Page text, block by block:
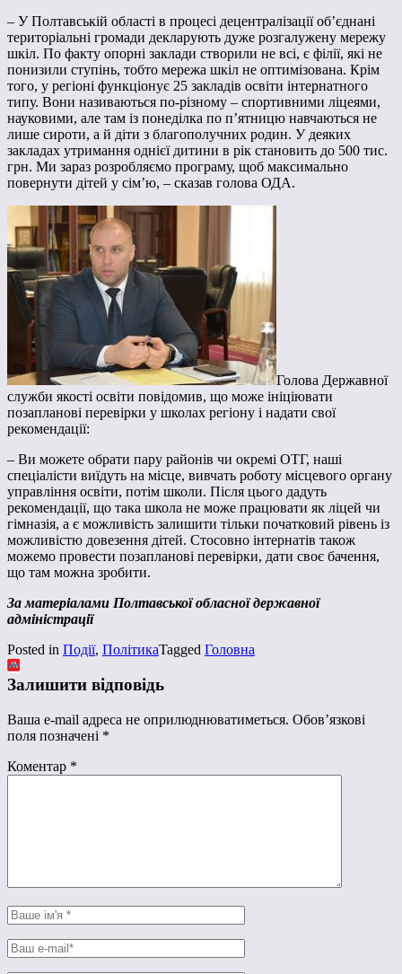
– У Полтавській області в процесі децентралізації об’єднані
територіальні громади декларують дуже розгалужену мережу
шкіл. По факту опорні заклади створили не всі, є філії, які не
понизили ступінь, тобто мережа шкіл не оптимізована. Крім
того, у регіоні функціонує 25 закладів освіти інтернатного
типу. Вони називаються по-різному – спортивними ліцеями,
науковими, але там із понеділка по п’ятницю навчаються не
лише сироти, а й діти з благополучних родин. У деяких
закладах утримання однієї дитини в рік становить до 500 тис.
грн. Ми зараз розробляємо програму, щоб максимально
повернути дітей у сім’ю, – сказав голова ОДА.
Голова Державної
служби якості освіти повідомив, що може ініціювати
позапланові перевірки у школах регіону і надати свої
рекомендації:
– Ви можете обрати пару районів чи окремі ОТГ, наші
спеціалісти виїдуть на місце, вивчать роботу місцевого органу
управління освіти, потім школи. Після цього дадуть
рекомендації, що така школа не може працювати як ліцей чи
гімназія, а є можливість залишити тільки початковий рівень із
можливістю довезення дітей. Стосовно інтернатів також
можемо провести позапланові перевірки, дати своє бачення,
що там можна зробити.
За матеріалами Полтавської обласної державної
адміністрації
Posted in Події, ПолітикаTagged Головна
Залишити відповідь
Ваша e-mail адреса не оприлюднюватиметься. Обов’язкові
поля позначені *
Коментар *